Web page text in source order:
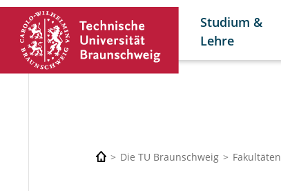
Studium &
Lehre
Die TU Braunschweig Fakultäten